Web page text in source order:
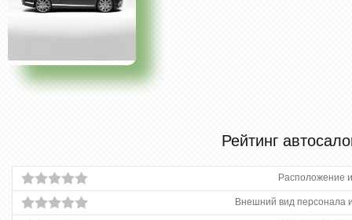
Рейтинг
Расположение
Внешний вид персонала